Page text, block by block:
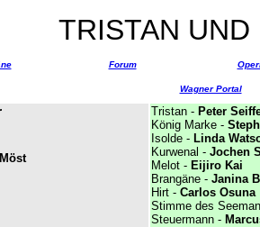
TRISTAN UND
Forum
Wagner Portal
Tristan - Peter
König Marke -
Isolde - Linda
Kurwenal - Jochen
Melot - Eijiro Kai
Brangäne - Janina
Hirt - Carlos Osuna
Stimme des
Steuermann -